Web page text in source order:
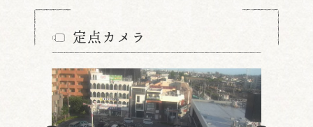
定点カメラ